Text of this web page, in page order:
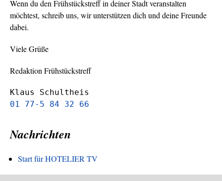
Wenn du den Frühstückstreff in deiner Stadt veranstalten
möchtest, schreib uns, wir unterstützen dich und deine Freunde
dabei.
Viele Grüße
Redaktion Frühstückstreff
Klaus Schultheis
01 77-5 84 32 66
Nachrichten
Start für HOTELIER TV